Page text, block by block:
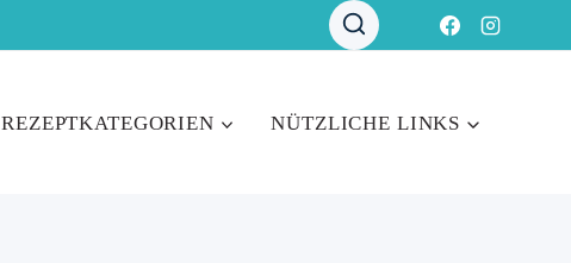
REZEPTKATEGORIEN NÜTZLICHE LINKS